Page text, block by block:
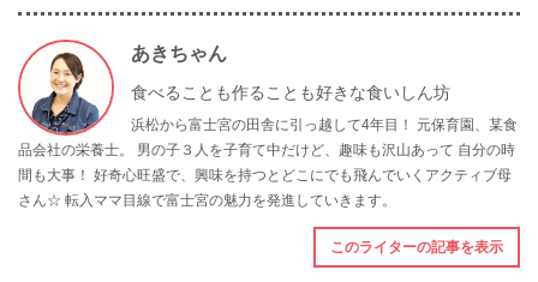
あきちゃん
食べることも作ることも好きな食いしん坊
浜松から富士宮の田舎に引っ越して4年目！ 元保育園、某食
品会社の栄養士。 男の子３人を子育て中だけど、趣味も沢山あって 自分の時
間も大事！ 好奇心旺盛で、興味を持つとどこにでも飛んでいくアクティブ母
さん☆ 転入ママ目線で富士宮の魅力を発進していきます。
このライターの記事を表示